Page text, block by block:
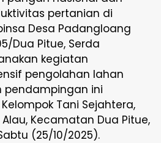
pertanian di
Desa Padangloang
Dua Pitue, Serda
kegiatan
pengolahan lahan
pendampingan ini
Tani Sejahtera,
Kecamatan Dua Pitue,
(25/10/2025).